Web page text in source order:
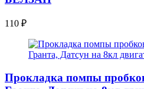
110 ₽
Прокладка помпы